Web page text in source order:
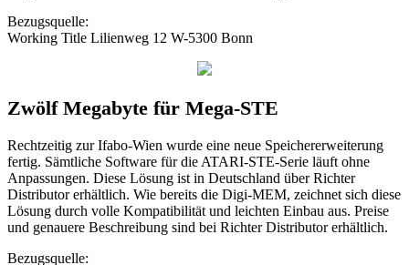
Bezugsquelle:
Working Title Lilienweg 12 W-5300 Bonn
Zwölf Megabyte für Mega-STE
Rechtzeitig zur Ifabo-Wien wurde eine neue Speichererweiterung
fertig. Sämtliche Software für die ATARI-STE-Serie läuft ohne
Anpassungen. Diese Lösung ist in Deutschland über Richter
Distributor erhältlich. Wie bereits die Digi-MEM, zeichnet sich diese
Lösung durch volle Kompatibilität und leichten Einbau aus. Preise
und genauere Beschreibung sind bei Richter Distributor erhältlich.
Bezugsquelle: